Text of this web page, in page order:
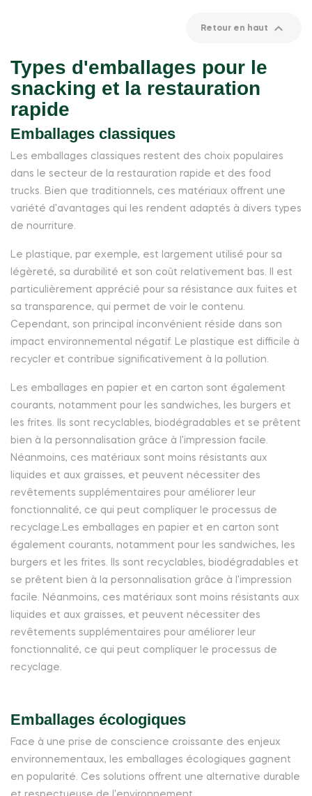
Retour en haut 
Types d'emballages pour le
snacking et la restauration
rapide
Emballages classiques
Les emballages classiques restent des choix populaires
dans le secteur de la restauration rapide et des food
trucks. Bien que traditionnels, ces matériaux offrent une
variété d'avantages qui les rendent adaptés à divers types
de nourriture.
Le plastique, par exemple, est largement utilisé pour sa
légèreté, sa durabilité et son coût relativement bas. Il est
particulièrement apprécié pour sa résistance aux fuites et
sa transparence, qui permet de voir le contenu.
Cependant, son principal inconvénient réside dans son
impact environnemental négatif. Le plastique est difficile à
recycler et contribue significativement à la pollution.
Les emballages en papier et en carton sont également
courants, notamment pour les sandwiches, les burgers et
les frites. Ils sont recyclables, biodégradables et se prêtent
bien à la personnalisation grâce à l'impression facile.
Néanmoins, ces matériaux sont moins résistants aux
liquides et aux graisses, et peuvent nécessiter des
revêtements supplémentaires pour améliorer leur
fonctionnalité, ce qui peut compliquer le processus de
recyclage.Les emballages en papier et en carton sont
également courants, notamment pour les sandwiches, les
burgers et les frites. Ils sont recyclables, biodégradables et
se prêtent bien à la personnalisation grâce à l'impression
facile. Néanmoins, ces matériaux sont moins résistants aux
liquides et aux graisses, et peuvent nécessiter des
revêtements supplémentaires pour améliorer leur
fonctionnalité, ce qui peut compliquer le processus de
recyclage.
Emballages écologiques
Face à une prise de conscience croissante des enjeux
environnementaux, les emballages écologiques gagnent
en popularité. Ces solutions offrent une alternative durable